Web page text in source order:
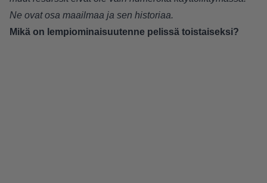
Ne ovat osa maailmaa ja sen historiaa.
Mikä on lempiominaisuutenne pelissä toistaiseksi?